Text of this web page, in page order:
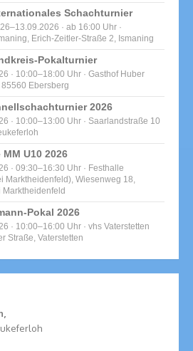
Schachturnier
· ab 16:00 Uhr ·
Erich-Zeitler-Straße 2, Ismaning
Pokalturnier
· 10:00–18:00 Uhr · Gasthof Huber
Ebersberg
2026
· 10:00–13:00 Uhr · Saarlandstraße 10
U10 2026
· 09:30–16:30 Uhr · Festhalle
Marktheidenfeld), Wiesenweg 18,
Marktheidenfeld
Pokal 2026
· 10:00–16:00 Uhr · vhs Vaterstetten
Straße, Vaterstetten